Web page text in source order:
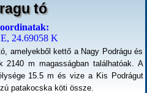
tó
24.69058 K
amelyekből kettő a Nagy Podrágu és
m magasságban találhatóak. A
15.5 m és vize a Kis Podrágut
patakocska köti össze.